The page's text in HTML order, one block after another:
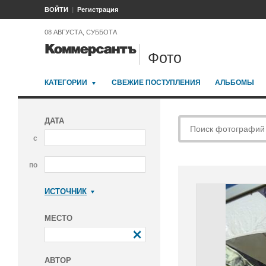
ВОЙТИ Регистрация
08 АВГУСТА, СУББОТА
Фото
КАТЕГОРИИ СВЕЖИЕ ПОСТУПЛЕНИЯ АЛЬБОМЫ
ДАТА
с
по
ИСТОЧНИК
МЕСТО
АВТОР